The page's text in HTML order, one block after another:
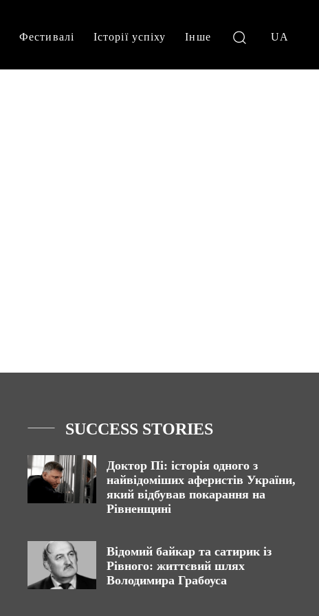
Фестивалі Історії успіху Інше UA
SUCCESS STORIES
Доктор Пі: історія одного з
найвідоміших аферистів України,
який відбував покарання на
Рівненщині
Відомий байкар та сатирик із
Рівного: життєвий шлях
Володимира Грабоуса